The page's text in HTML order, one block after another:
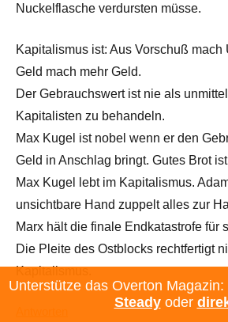
Nuckelflasche verdursten müsse.
Kapitalismus ist: Aus Vorschuß mach
Geld mach mehr Geld.
Der Gebrauchswert ist nie als
Kapitalisten zu behandeln.
Max Kugel ist nobel wenn er den
Geld in Anschlag bringt. Gutes Brot
Max Kugel lebt im Kapitalismus.
unsichtbare Hand zuppelt alles zur
Marx hält die finale Endkatastrofe für
Die Pleite des Ostblocks rechtfertigt
Kapitalismus.
Unterstütze das Overton Magazin:
Steadyoder